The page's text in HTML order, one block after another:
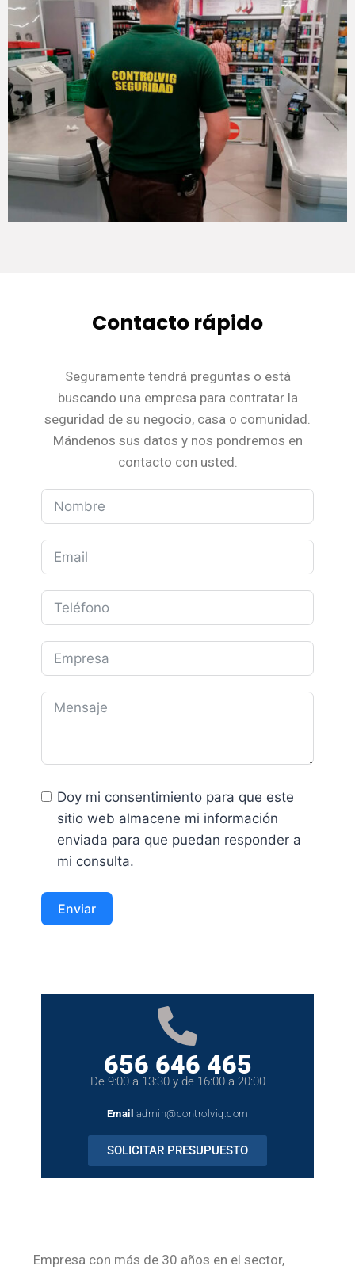
Contacto rápido
Seguramente tendrá preguntas o está
buscando una empresa para contratar la
seguridad de su negocio, casa o comunidad.
Mándenos sus datos y nos pondremos en
contacto con usted.
Doy mi consentimiento para que este
sitio web almacene mi información
enviada para que puedan responder a
mi consulta.
Enviar
656 646 465
De 9:00 a 13:30 y de 16:00 a 20:00
Email admin@controlvig.com
SOLICITAR PRESUPUESTO
Empresa con más de 30 años en el sector,